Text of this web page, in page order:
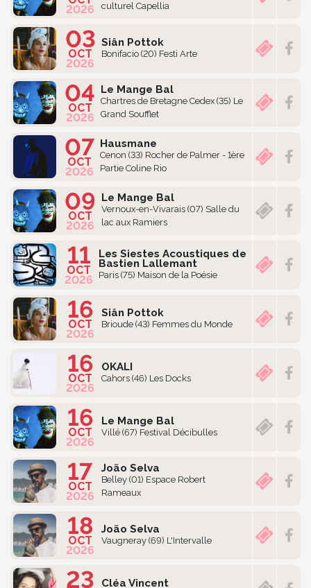
2026 culturel Capellia
03
OCT
2026
Siân Pottok
Bonifacio (20) Festi Arte
04
OCT
2026
Le Mange Bal
Chartres de Bretagne Cedex (35) Le
Grand Soufflet
07
OCT
2026
Hausmane
Cenon (33) Rocher de Palmer - 1ère
Partie Coline Rio
09
OCT
2026
Le Mange Bal
Vernoux-en-Vivarais (07) Salle du
lac aux Ramiers
11
OCT
2026
Les Siestes Acoustiques de
Bastien Lallemant
Paris (75) Maison de la Poésie
16
OCT
2026
Siân Pottok
Brioude (43) Femmes du Monde
16
OCT
2026
OKALI
Cahors (46) Les Docks
16
OCT
2026
Le Mange Bal
Villé (67) Festival Décibulles
17
OCT
2026
João Selva
Belley (01) Espace Robert
Rameaux
18
OCT
2026
João Selva
Vaugneray (69) L'Intervalle
23 Cléa Vincent